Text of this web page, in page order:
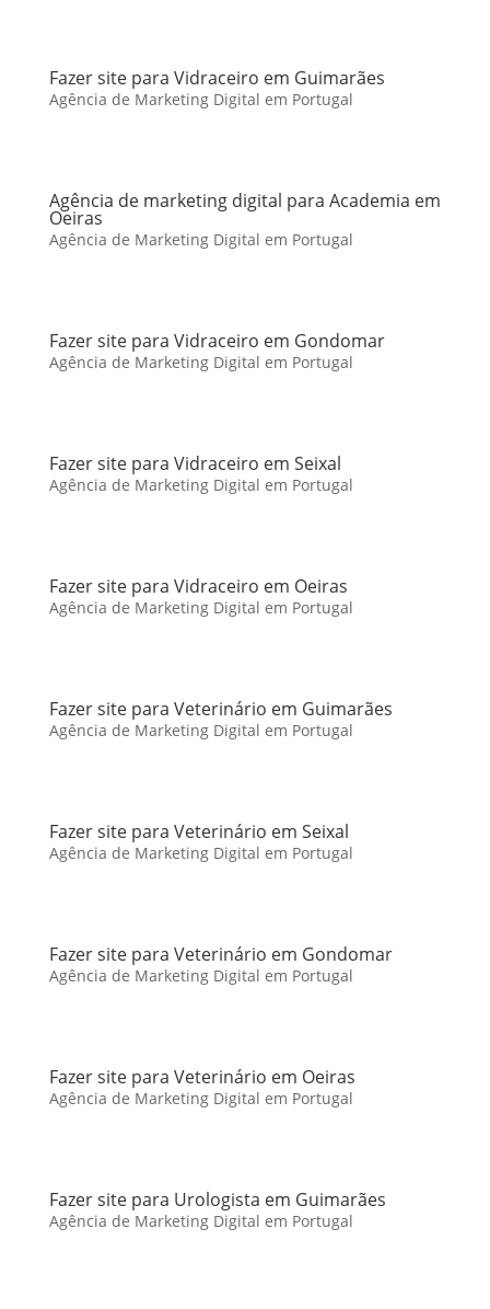
Fazer site para Vidraceiro em Guimarães
Agência de Marketing Digital em Portugal
Agência de marketing digital para Academia em
Oeiras
Agência de Marketing Digital em Portugal
Fazer site para Vidraceiro em Gondomar
Agência de Marketing Digital em Portugal
Fazer site para Vidraceiro em Seixal
Agência de Marketing Digital em Portugal
Fazer site para Vidraceiro em Oeiras
Agência de Marketing Digital em Portugal
Fazer site para Veterinário em Guimarães
Agência de Marketing Digital em Portugal
Fazer site para Veterinário em Seixal
Agência de Marketing Digital em Portugal
Fazer site para Veterinário em Gondomar
Agência de Marketing Digital em Portugal
Fazer site para Veterinário em Oeiras
Agência de Marketing Digital em Portugal
Fazer site para Urologista em Guimarães
Agência de Marketing Digital em Portugal